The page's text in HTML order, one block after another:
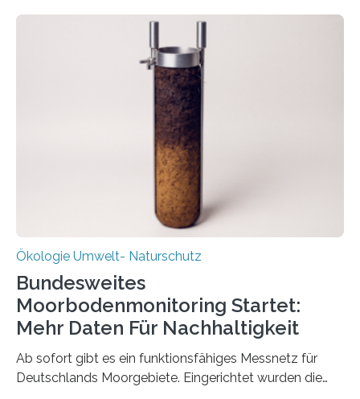
Veränderung der Wirtschaft wichtig ist, zeigt der vom
Deutschen Biomasseforschungszentrum und der
Stadtreinigung Leipzig konzipierte und am 24. Oktober
2025 offiziell eingeweihte Stadtrundgang „KreisLauf“. Er
ist ab sofort im Leipziger Stadtgebiet…
Ökologie Umwelt- Naturschutz
Bundesweites
Moorbodenmonitoring Startet:
Mehr Daten Für Nachhaltigkeit
Ab sofort gibt es ein funktionsfähiges Messnetz für
Deutschlands Moorgebiete. Eingerichtet wurden die